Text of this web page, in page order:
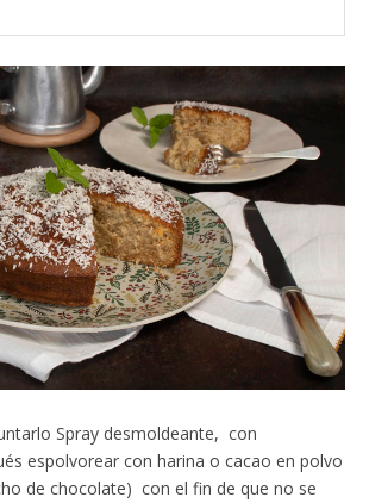
Spray desmoldeante, con
espolvorear con harina o cacao en polvo
de chocolate) con el fin de que no se